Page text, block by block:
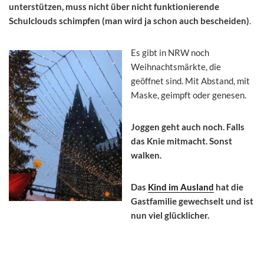
unterstützen, muss nicht über nicht funktionierende
Schulclouds schimpfen (man wird ja schon auch bescheiden).
Es gibt in NRW noch
Weihnachtsmärkte, die
geöffnet sind. Mit Abstand, mit
Maske, geimpft oder genesen.
Joggen geht auch noch. Falls
das Knie mitmacht. Sonst
walken.
Das Kind im Ausland hat die
Gastfamilie gewechselt und ist
nun viel glücklicher.